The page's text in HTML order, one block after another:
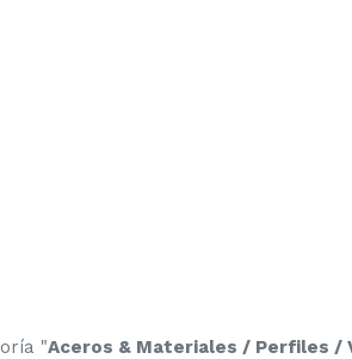
"Aceros & Materiales / Perfiles /